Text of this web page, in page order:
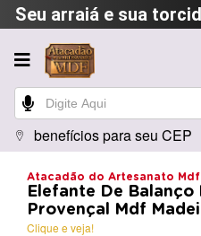
Seu arraiá e sua
benefícios para seu CEP
Atacadão do Artesanato Mdf
Elefante De Balanço
Provençal Mdf
Clique e veja!